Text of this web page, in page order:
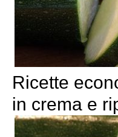
Ricette
in crema e